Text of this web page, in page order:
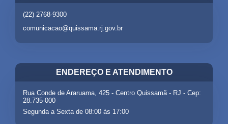
(22) 2768-9300
comunicacao@quissama.rj.gov.br
ENDEREÇO E ATENDIMENTO
Rua Conde de Araruama, 425 - Centro Quissamã - RJ - Cep:
28.735-000
Segunda a Sexta de 08:00 às 17:00